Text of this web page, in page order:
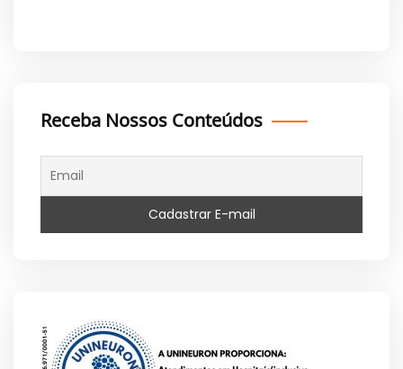
Receba Nossos Conteúdos